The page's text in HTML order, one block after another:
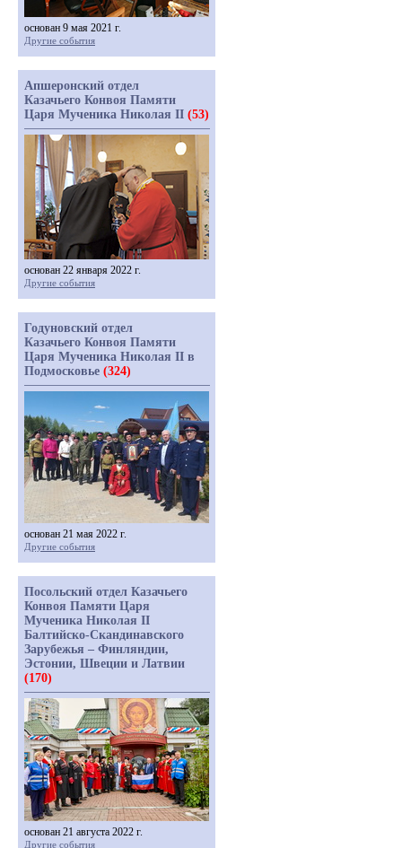
основан 9 мая 2021 г.
Другие события
Апшеронский отдел
Казачьего Конвоя Памяти
Царя Мученика Николая II (53)
основан 22 января 2022 г.
Другие события
Годуновский отдел
Казачьего Конвоя Памяти
Царя Мученика Николая II в
Подмосковье (324)
основан 21 мая 2022 г.
Другие события
Посольский отдел Казачьего
Конвоя Памяти Царя
Мученика Николая II
Балтийско-Скандинавского
Зарубежья – Финляндии,
Эстонии, Швеции и Латвии
(170)
основан 21 августа 2022 г.
Другие события